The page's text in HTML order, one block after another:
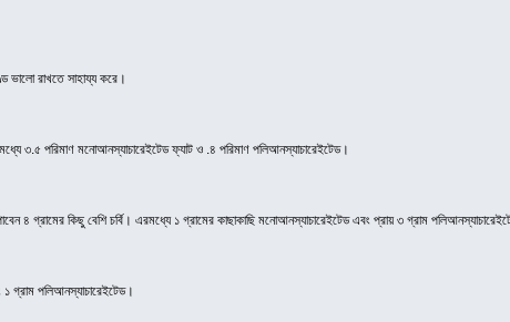
ভালো রাখতে সাহায্য করে।
৩.৫ পরিমাণ মনোআনস্যাচারেইটেড ফ্যাট ও .৪ পরিমাণ পলিআনস্যাচারেইটেড।
৪ গ্রামের কিছু বেশি চর্বি। এরমধ্যে ১ গ্রামের কাছাকাছি মনোআনস্যাচারেইটেড এবং প্রায় ৩ গ্রাম
১ গ্রাম পলিআনস্যাচারেইটেড।